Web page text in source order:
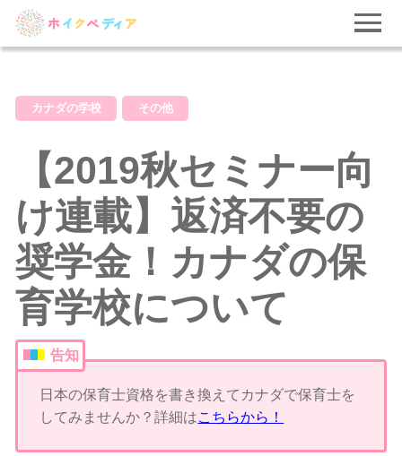
カナダの学校 その他
【2019秋セミナー向
け連載】返済不要の
奨学金！カナダの保
育学校について
告知
日本の保育士資格を書き換えてカナダで保育士を
してみませんか？詳細はこちらから！